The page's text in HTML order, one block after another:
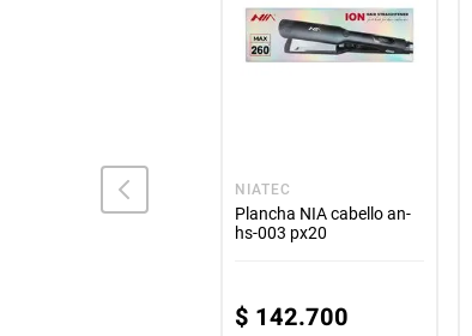
Alisadora Pro
NIATEC
Plancha NIA cabello an-
hs-003 px20
$ 142.700